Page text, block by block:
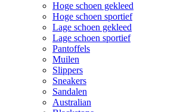
Hoge schoen gekleed
Hoge schoen sportief
Lage schoen gekleed
Lage schoen sportief
Pantoffels
Muilen
Slippers
Sneakers
Sandalen
Australian